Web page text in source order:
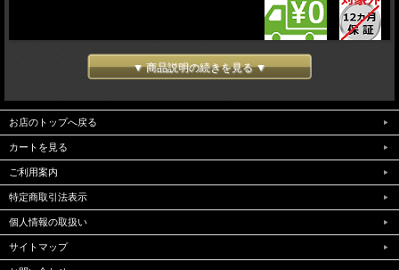
▼ 商品説明の続きを見る ▼
お店のトップへ戻る
カートを見る
ご利用案内
特定商取引法表示
個人情報の取扱い
サイトマップ